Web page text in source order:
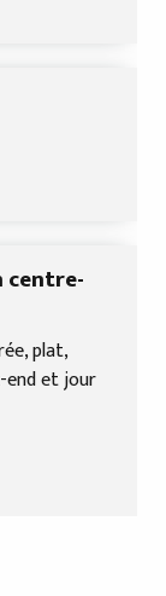
centre-
plat,
end et jour